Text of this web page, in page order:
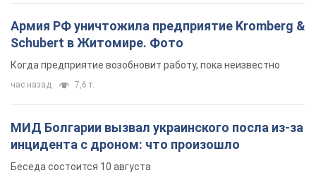
Армия РФ уничтожила предприятие Kromberg &
Schubert в Житомире. Фото
Когда предприятие возобновит работу, пока неизвестно
час назад 7,6 т.
МИД Болгарии вызвал украинского посла из-за
инцидента с дроном: что произошло
Беседа состоится 10 августа